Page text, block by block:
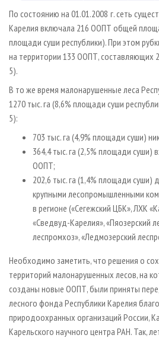
По состоянию на 01.01.2008 г. сеть
Карелия включала 216 ООПТ общей
площади суши республики). При этом
на территории 133 ООПТ, составляющих
5).
В то же время малонарушенные леса
1270 тыс. га (8,6% площади суши
5):
703 тыс. га (4,9% площади суши)
364,4 тыс. га (2,5% площади суши)
ООПТ;
202,6 тыс. га (1,4% площади
крупными лесопромышленными
в регионе («Сегежский ЦБК», ЛХК
«Сведвуд-Карелия», «Пяозерский
леспромхоз», «Ледмозерский
Необходимо заметить, что решения о
территорий малонарушенных лесов, на
созданы новые ООПТ, были приняты
лесного фонда Республики Карелия
природоохранных организаций России,
Карельского научного центра РАН. Так,